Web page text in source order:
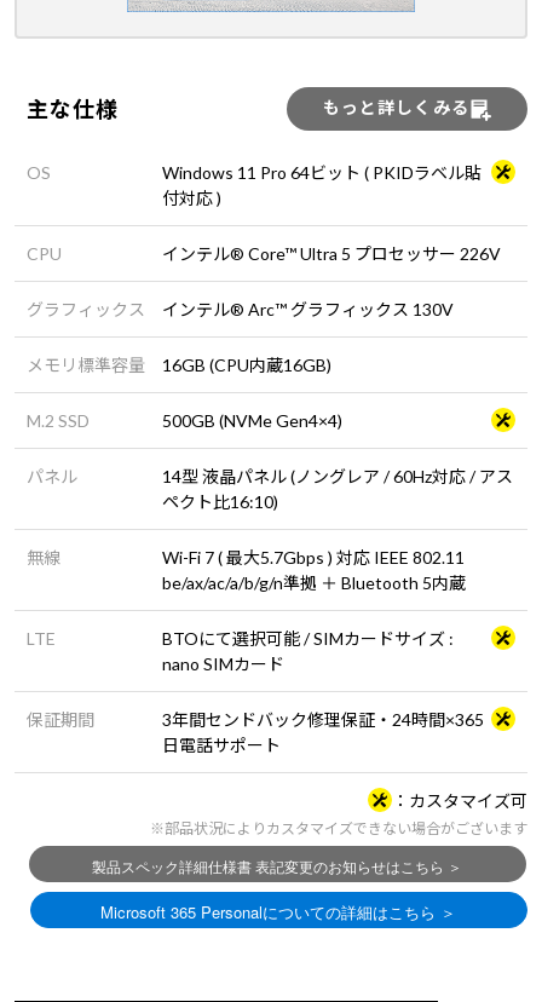
主な仕様 もっと詳しくみる
OS
Windows 11 Pro 64ビット ( PKIDラベル貼
付対応 )
CPU インテル® Core™ Ultra 5 プロセッサー 226V
グラフィックス インテル® Arc™ グラフィックス 130V
メモリ標準容量 16GB (CPU内蔵16GB)
M.2 SSD 500GB (NVMe Gen4×4)
パネル
14型 液晶パネル (ノングレア / 60Hz対応 / アス
ペクト比16:10)
無線
Wi-Fi 7 ( 最大5.7Gbps ) 対応 IEEE 802.11
be/ax/ac/a/b/g/n準拠 ＋ Bluetooth 5内蔵
LTE
BTOにて選択可能 / SIMカードサイズ :
nano SIMカード
保証期間
3年間センドバック修理保証・24時間×365
日電話サポート
カスタマイズ可
※部品状況によりカスタマイズできない場合がございます